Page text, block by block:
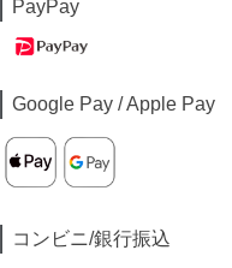
PayPay
Google Pay / Apple Pay
コンビニ/銀行振込